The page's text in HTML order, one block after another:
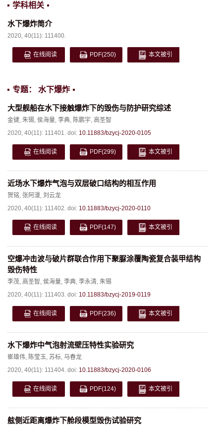
学科相关
水下爆炸简介
2020, 40(11): 111400.
在线阅读 PDF(250) 本文被引
专题： 水下爆炸
大型舰船在水下接触爆炸下的毁伤与防护研究综述
金键, 朱锡, 侯海量, 李典, 陈鹏宇, 高圣智
2020, 40(11): 111401. doi: 10.11883/bzycj-2020-0105
在线阅读 PDF(299) 本文被引
近场水下爆炸气泡与双层破口结构的相互作用
贺铭, 张阿漫, 刘云龙
2020, 40(11): 111402. doi: 10.11883/bzycj-2020-0110
在线阅读 PDF(147) 本文被引
空爆冲击波与破片群联合作用下聚脲涂覆陶瓷复合装甲结构
毁伤特性
李茂, 高圣智, 侯海量, 李典, 李永清, 朱锡
2020, 40(11): 111403. doi: 10.11883/bzycj-2019-0119
在线阅读 PDF(236) 本文被引
水下爆炸中气泡射流壁压特性实验研究
崔雄伟, 陈莹玉, 苏标, 马春龙
2020, 40(11): 111404. doi: 10.11883/bzycj-2020-0106
在线阅读 PDF(124) 本文被引
舷侧近距离爆炸下舱段模型毁伤试验研究